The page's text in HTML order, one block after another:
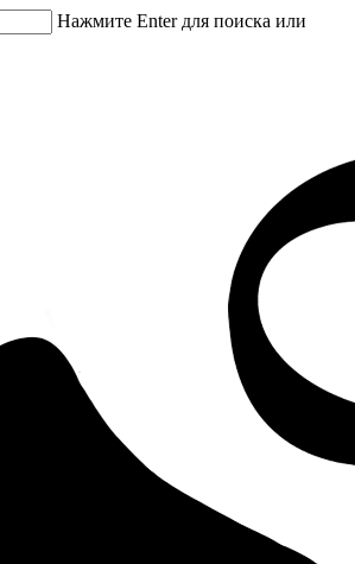
Нажмите Enter для поиска или